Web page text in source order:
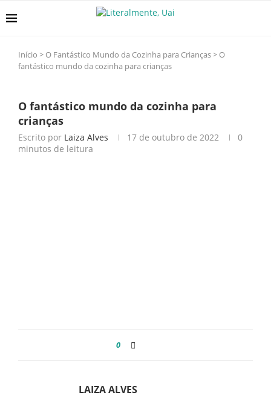
Início > O Fantástico Mundo da Cozinha para Crianças> O
fantástico mundo da cozinha para crianças
O fantástico mundo da cozinha para
crianças
Escrito por Laiza Alves 17 de outubro de 2022
0
minutos de leitura
0
LAIZA ALVES